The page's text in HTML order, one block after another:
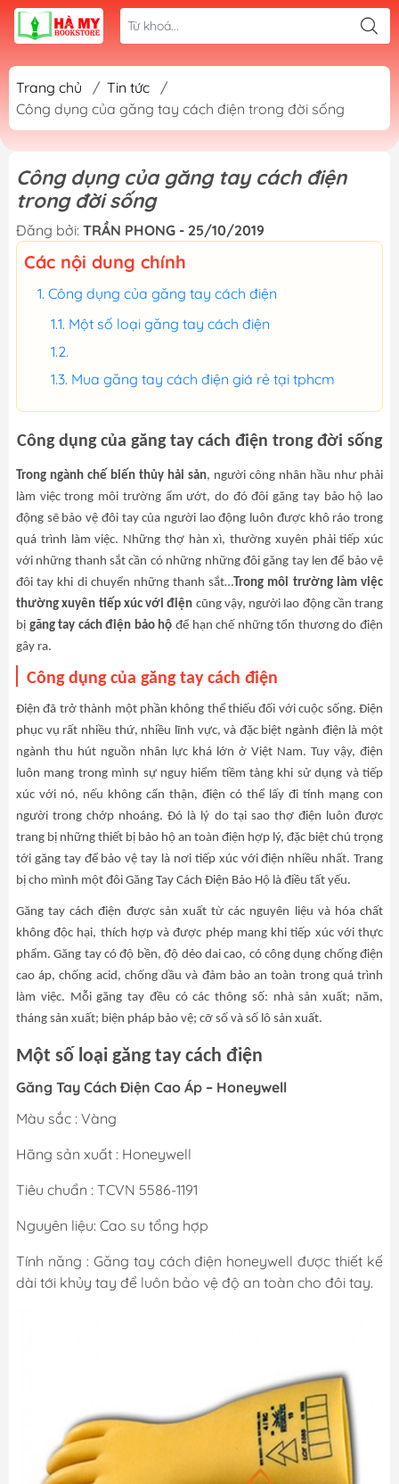
Trang chủ / Tin tức
/
Công dụng của găng tay cách điện trong đời sống
Công dụng của găng tay cách điện
trong đời sống
Đăng bởi: TRẦN PHONG - 25/10/2019
Các nội dung chính
Công dụng của găng tay cách điện
Một số loại găng tay cách điện
Mua găng tay cách điện giá rẻ tại tphcm
Công dụng của găng tay cách điện trong đời sống
Trong ngành chế biến thủy hải sản, người công nhân hầu như phải
làm việc trong môi trường ẩm ướt, do đó đôi găng tay bảo hộ lao
động sẽ bảo vệ đôi tay của người lao động luôn được khô ráo trong
quá trình làm việc. Những thợ hàn xì, thường xuyên phải tiếp xúc
với những thanh sắt cần có những những đôi găng tay len để bảo vệ
đôi tay khi di chuyển những thanh sắt…Trong môi trường làm việc
thường xuyên tiếp xúc với điện cũng vậy, người lao động cần trang
bị găng tay cách điện bảo hộ để hạn chế những tổn thương do điện
gây ra.
Công dụng của găng tay cách điện
Điện đã trở thành một phần không thể thiếu đối với cuộc sống. Điện
phục vụ rất nhiều thứ, nhiều lĩnh vực, và đặc biệt ngành điện là một
ngành thu hút nguồn nhân lực khá lớn ở Việt Nam. Tuy vậy, điện
luôn mang trong mình sự nguy hiểm tiềm tàng khi sử dụng và tiếp
xúc với nó, nếu không cẩn thận, điện có thể lấy đi tính mạng con
người trong chớp nhoáng. Đó là lý do tại sao thợ điện luôn được
trang bị những thiết bị bảo hộ an toàn điện hợp lý, đặc biệt chú trọng
tới găng tay để bảo vệ tay là nơi tiếp xúc với điện nhiều nhất. Trang
bị cho mình một đôi Găng Tay Cách Điện Bảo Hộ là điều tất yếu.
Găng tay cách điện được sản xuất từ các nguyên liệu và hóa chất
không độc hại, thích hợp và được phép mang khi tiếp xúc với thực
phẩm. Găng tay có độ bền, độ dẻo dai cao, có công dụng chống điện
cao áp, chống acid, chống dầu và đảm bảo an toàn trong quá trình
làm việc. Mỗi găng tay đều có các thông số: nhà sản xuất; năm,
tháng sản xuất; biện pháp bảo vệ; cỡ số và số lô sản xuất.
Một số loại găng tay cách điện
Găng Tay Cách Điện Cao Áp – Honeywell
Màu sắc : Vàng
Hãng sản xuất : Honeywell
Tiêu chuẩn : TCVN 5586-1191
Nguyên liệu: Cao su tổng hợp
Tính năng : Găng tay cách điện honeywell được thiết kế
dài tới khủy tay để luôn bảo vệ độ an toàn cho đôi tay.